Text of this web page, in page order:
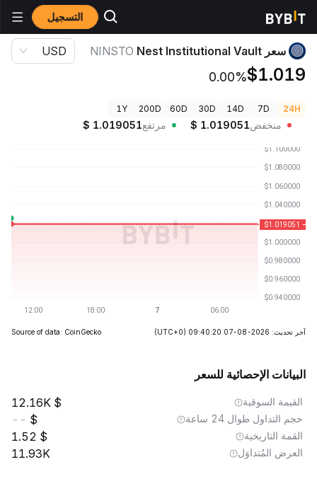
التسجيل أسعار العملات الرقمية
سعر Nest Institutional Vault NINSTO
$1.019
0.00%
USD
24H
7D
14D
30D
60D
200D
1Y
منخفض $ 1.019051 مرتفع $ 1.019051
آخر تحديث: 2026-08-07 09:40:20 (UTC+0)
Source of data: CoinGecko
البيانات الإحصائية للسعر
القيمة السوقية 12.16K
حجم التداول طوال 24 ساعة --
القمة التاريخية 1.52
العرض المُتداوَل 11.93K